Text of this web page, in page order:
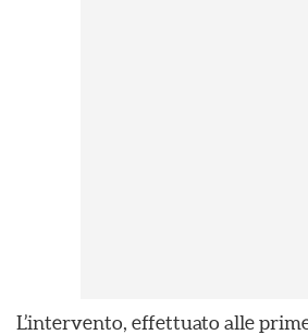
L’intervento, effettuato alle